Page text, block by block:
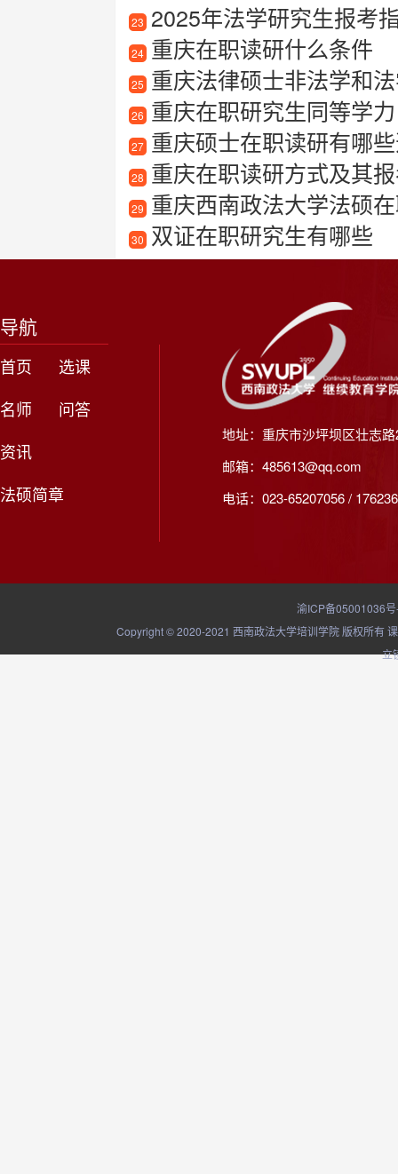
23 2025年法学研究生报考
24 重庆在职读研什么条件
25 重庆法律硕士非法学和
26 重庆在职研究生同等学力
27 重庆硕士在职读研有哪
28 重庆在职读研方式及其
29 重庆西南政法大学法硕
30 双证在职研究生有哪些
导航
首页
选课
名师
问答
资讯
法硕简章
地址：重庆市沙坪坝区壮志
邮箱：485613@qq.com
电话：023-65207056 /
渝ICP备05001036
Copyright © 2020-2021 西南政法大学培训学院 版权所有
立